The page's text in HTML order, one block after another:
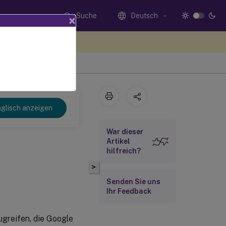
Suche Deutsch
anzeigen
die Google
>
War dieser
Artikel
hilfreich?
Senden Sie uns
Ihr Feedback
×